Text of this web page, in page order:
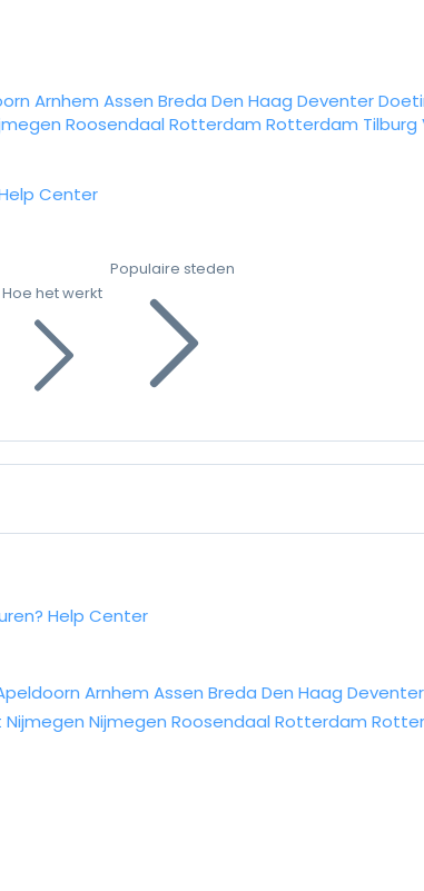
Arnhem Assen Breda Den Haag Deventer
Roosendaal Rotterdam Rotterdam Tilburg
Center
Hoe het werkt
Populaire steden
Help Center
Arnhem Assen Breda Den Haag Deventer
Nijmegen Nijmegen Roosendaal Rotterdam